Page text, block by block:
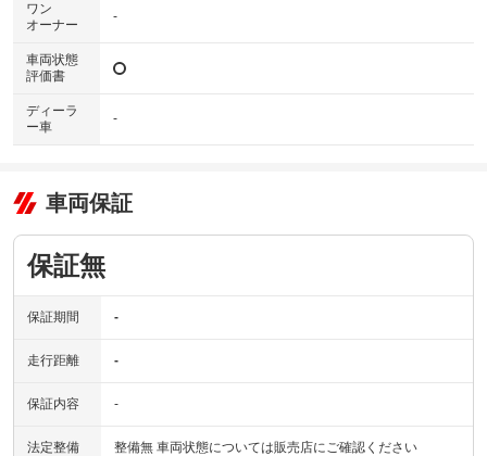
ワン
オーナー
-
車両状態
評価書
ディーラ
ー車
-
車両保証
保証無
保証期間 -
走行距離 -
保証内容 -
法定整備 整備無 車両状態については販売店にご確認ください